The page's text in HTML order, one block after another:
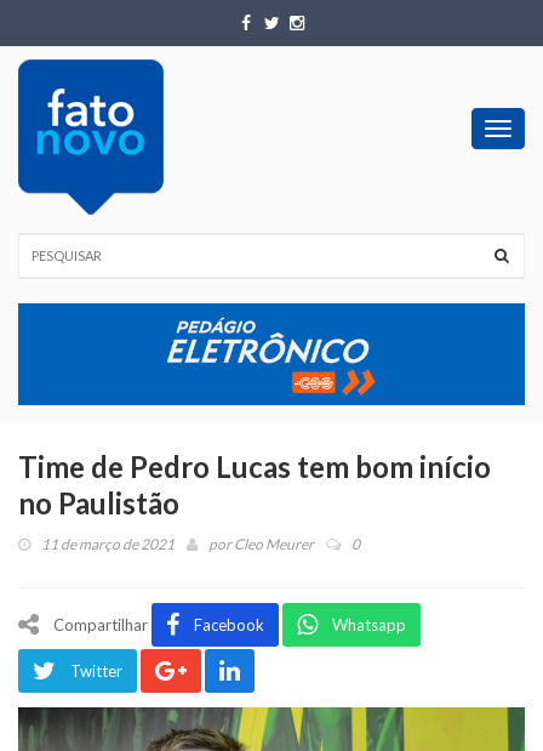
Time de Pedro Lucas tem bom início
no Paulistão
11 de março de 2021 porCleo Meurer 0
Compartilhar Facebook Whatsapp
Twitter